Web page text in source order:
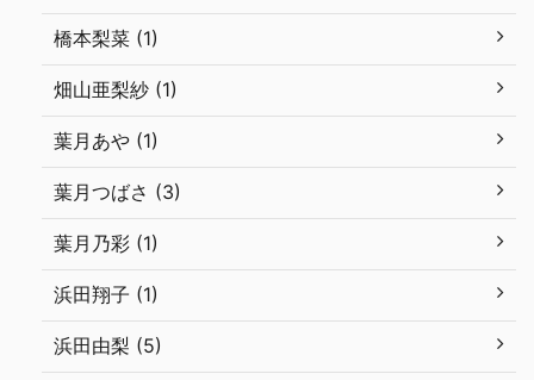
橋本梨菜 (1)
畑山亜梨紗 (1)
葉月あや (1)
葉月つばさ (3)
葉月乃彩 (1)
浜田翔子 (1)
浜田由梨 (5)